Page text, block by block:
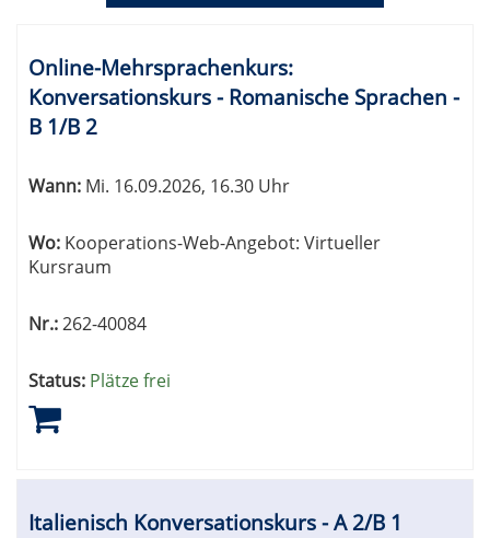
Tabellenüberschriften
können
sortiert
werden.
Online-Mehrsprachenkurs:
Konversationskurs - Romanische Sprachen -
B 1/B 2
Wann: Mi. 16.09.2026, 16.30 Uhr
Wo: Kooperations-Web-Angebot: Virtueller
Kursraum
Nr.:262-40084
Status: Plätze frei
Italienisch Konversationskurs - A 2/B 1